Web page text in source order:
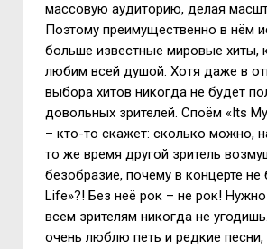
массовую аудиторию, делая
Поэтому преимущественно в нём
больше известные мировые хиты,
любим всей душой. Хотя даже в
выбора хитов никогда не будет
довольных зрителей. Споём «Its
– кто-то скажет: сколько можно,
то же время другой зритель
безобразие, почему в концерте
Life»?! Без неё рок – не рок!
всем зрителям никогда не
очень люблю петь и редкие песни,